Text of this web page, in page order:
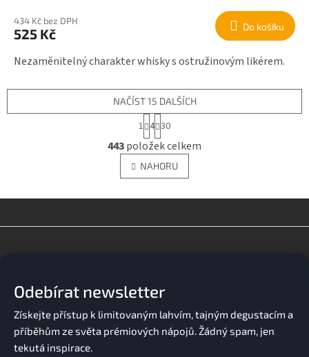
434 Kč bez DPH
525 Kč Do košíku
Nezaměnitelný charakter whisky s ostružinovým likérem.
O
v
l
á
í
y
v
ý
p
NAČÍST 15 DALŠÍCH
t
r
á
n
k
v
n
1 4 30
443položek celkem
NAHORU
Odebírat newsletter